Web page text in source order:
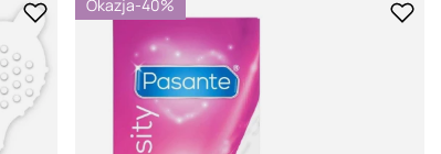
Okazja-40%